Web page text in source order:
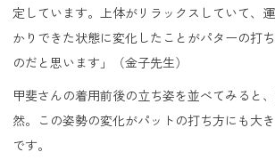
定しています。上体がリラックスしていて、
かりできた状態に変化したことがパターの打
のだと思います」（金子先生）
甲斐さんの着用前後の立ち姿を並べてみると
然。この姿勢の変化がパットの打ち方にも大
です。